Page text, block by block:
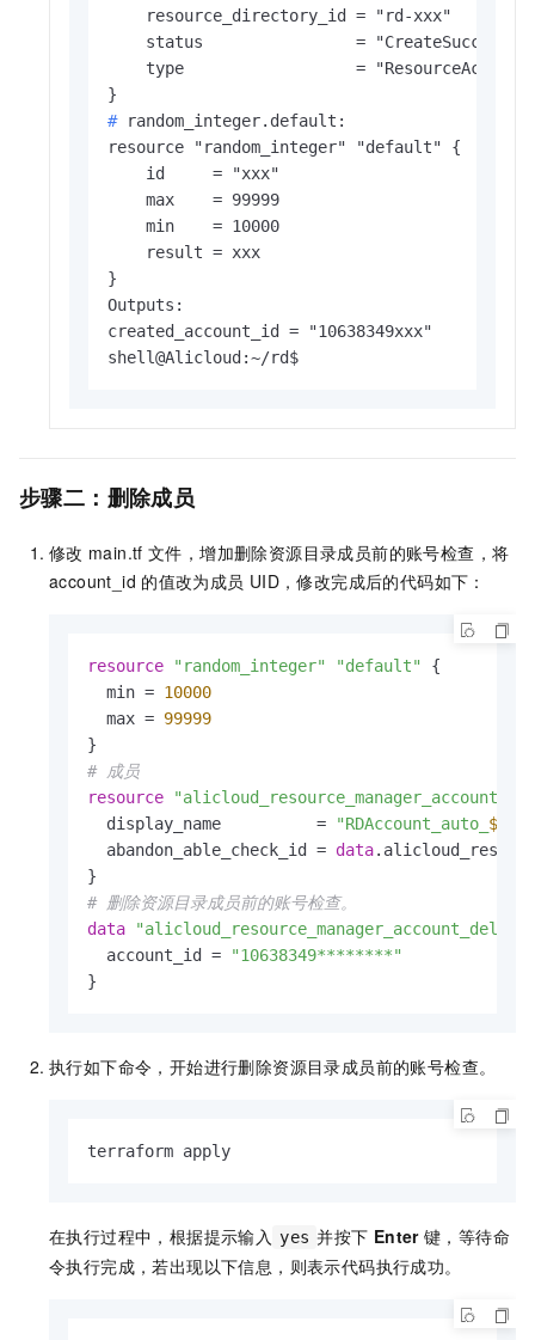
    resource_directory_id = "rd-xxx"
    status                = "CreateSuccess"
type                  =
# random_integer.default:
resource "random_integer" "default" {
    id     = "xxx"
    max    = 99999
    min    = 10000
    result = xxx
}
Outputs:
created_account_id = "10638349xxx"
shell@Alicloud:~/rd$
步骤二：删除成员
修改 main.tf 文件，增加删除资源目录成员前的账号检查，将
account_id 的值改为成员 UID，修改完成后的代码如下：
resource "random_integer" "default"
{
  min =
10000
  max =
99999
# 成员
resource
"alicloud_resource_manager_account"
  display_name          =
"RDAccount_auto_
  abandon_able_check_id =
data
# 删除资源目录成员前的账号检查。
data
  account_id =
"10638349********"
}
执行如下命令，开始进行删除资源目录成员前的账号检查。
terraform apply
在执行过程中，根据提示输入 yes 并按下 Enter 键，等待命
令执行完成，若出现以下信息，则表示代码执行成功。